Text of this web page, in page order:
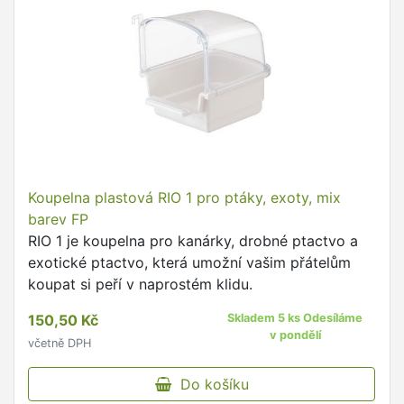
Koupelna plastová RIO 1 pro ptáky, exoty, mix
barev FP
RIO 1 je koupelna pro kanárky, drobné ptactvo a
exotické ptactvo, která umožní vašim přátelům
koupat si peří v naprostém klidu.
150,50 Kč
včetně DPH
Skladem 5 ks Odesíláme
v pondělí
Do košíku